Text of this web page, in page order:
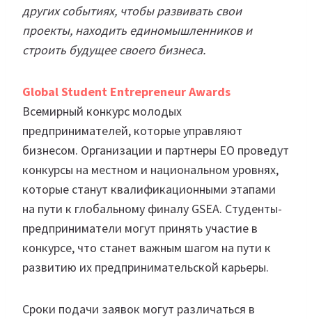
других событиях, чтобы развивать свои
проекты, находить единомышленников и
строить будущее своего бизнеса.
Global Student Entrepreneur Awards
Всемирный конкурс молодых
предпринимателей, которые управляют
бизнесом. Организации и партнеры EO проведут
конкурсы на местном и национальном уровнях,
которые станут квалификационными этапами
на пути к глобальному финалу GSEA. Студенты-
предприниматели могут принять участие в
конкурсе, что станет важным шагом на пути к
развитию их предпринимательской карьеры.
Сроки подачи заявок могут различаться в